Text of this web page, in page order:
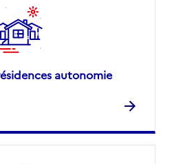
autonomie